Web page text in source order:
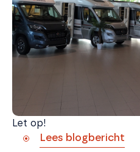
Let op!
Lees blogbericht